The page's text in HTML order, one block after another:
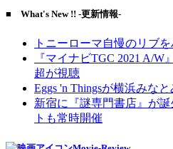
■ What's New !! -更新情報-
トニーローマ自慢のリブ
『マイナビTGC 2021 A/W
超が視聴
Eggs 'n Thingsが横浜みな
新宿に『謎専門書店』が
トも常時開催